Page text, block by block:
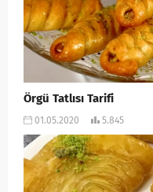
Örgü Tatlısı Tarifi
01.05.2020 5.845